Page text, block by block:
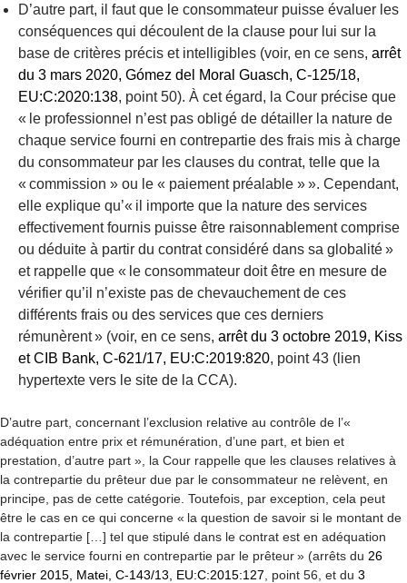
D’autre part, il faut que le consommateur puisse évaluer les
conséquences qui découlent de la clause pour lui sur la
base de critères précis et intelligibles (voir, en ce sens, arrêt
du 3 mars 2020, Gómez del Moral Guasch, C-125/18,
EU:C:2020:138, point 50). À cet égard, la Cour précise que
« le professionnel n’est pas obligé de détailler la nature de
chaque service fourni en contrepartie des frais mis à charge
du consommateur par les clauses du contrat, telle que la
« commission » ou le « paiement préalable » ». Cependant,
elle explique qu’« il importe que la nature des services
effectivement fournis puisse être raisonnablement comprise
ou déduite à partir du contrat considéré dans sa globalité »
et rappelle que « le consommateur doit être en mesure de
vérifier qu’il n’existe pas de chevauchement de ces
différents frais ou des services que ces derniers
rémunèrent » (voir, en ce sens, arrêt du 3 octobre 2019, Kiss
et CIB Bank, C-621/17, EU:C:2019:820, point 43 (lien
hypertexte vers le site de la CCA).
D’autre part, concernant l’exclusion relative au contrôle de l’«
adéquation entre prix et rémunération, d’une part, et bien et
prestation, d’autre part » , la Cour rappelle que les clauses relatives à
la contrepartie du prêteur due par le consommateur ne relèvent, en
principe, pas de cette catégorie. Toutefois, par exception, cela peut
être le cas en ce qui concerne « la question de savoir si le montant de
la contrepartie […] tel que stipulé dans le contrat est en adéquation
avec le service fourni en contrepartie par le prêteur » (arrêts du 26
février 2015, Matei, C-143/13, EU:C:2015:127 , point 56, et du 3